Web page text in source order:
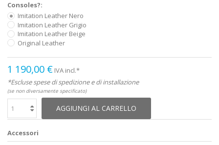
Consoles?:
Imitation Leather Nero
Imitation Leather Grigio
Imitation Leather Beige
Original Leather
1 190,00 € IVA incl.*
*Escluse spese di spedizione e di installazione
(se non diversamente specificato)
AGGIUNGI AL CARRELLO
Accessori